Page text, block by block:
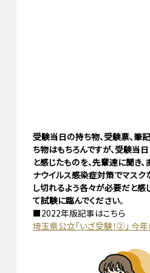
受験当日の持ち物、受験票、
ち物はもちろんですが、受験当
と感じたものを、先輩達に聞き
ナウイルス感染症対策でマスク
し切れるよう各々が必要だと感
て試験に臨んでください。
■2022年版記事はこちら
埼玉県公立「いざ受験！②」 今